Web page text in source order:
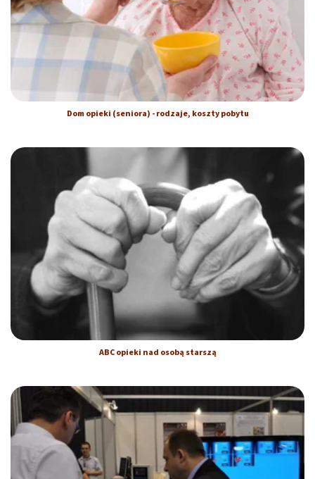
Dom opieki (seniora) - rodzaje, koszty pobytu
ABC opieki nad osobą starszą